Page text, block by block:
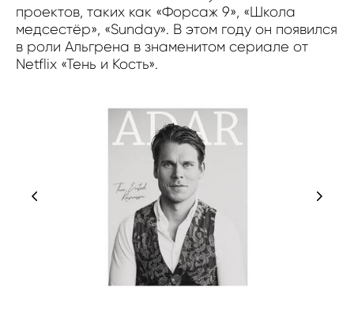
проектов, таких как «Форсаж 9», «Школа
медсестёр», «Sunday». В этом году он появился
в роли Альгрена в знаменитом сериале от
Netflix «Тень и Кость».